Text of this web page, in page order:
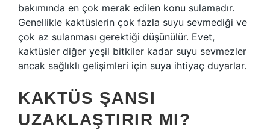
bakımında en çok merak edilen konu sulamadır.
Genellikle kaktüslerin çok fazla suyu sevmediği ve
çok az sulanması gerektiği düşünülür. Evet,
kaktüsler diğer yeşil bitkiler kadar suyu sevmezler
ancak sağlıklı gelişimleri için suya ihtiyaç duyarlar.
KAKTÜS ŞANSI
UZAKLAŞTIRIR MI?